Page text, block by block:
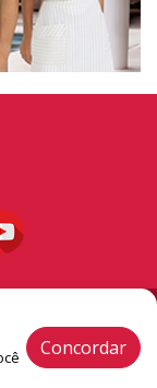
Concordar
oeste